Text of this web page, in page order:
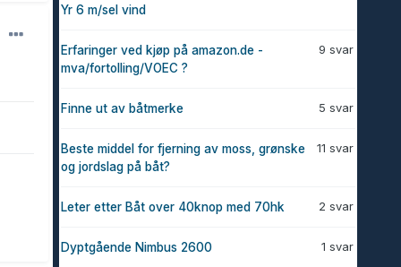
Yr 6 m/sel vind
9 svar
Erfaringer ved kjøp på amazon.de -
mva/fortolling/VOEC ?
5 svar
Finne ut av båtmerke
11 svar
Beste middel for fjerning av moss, grønske
og jordslag på båt?
2 svar
Leter etter Båt over 40knop med 70hk
1 svar
Dyptgående Nimbus 2600